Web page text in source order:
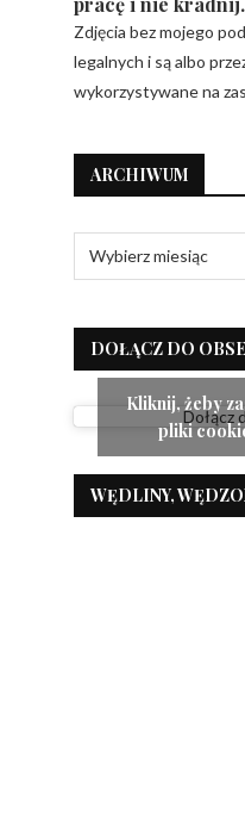
Zdjęcia bez mojego
legalnych i są albo
wykorzystywane na
ARCHIWUM
DOŁĄCZ DO
Dołącz
Kliknij, żeby
pliki
WĘDLINY,